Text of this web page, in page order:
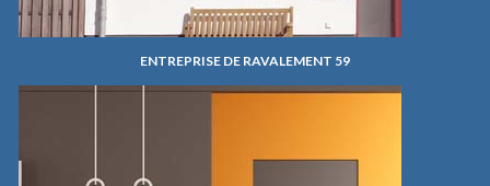
ENTREPRISE DE RAVALEMENT 59